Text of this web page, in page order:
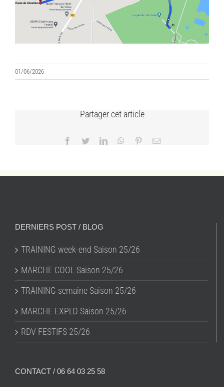
01/06/2026
Partager cet article
Facebook
TwitterLinkedInWhatsApp
PinterestEmail
DERNIERS POST / BLOG
TRAINING week-end Saison 25/26
MARCHE COOL Saison 25/26
TRAINING semaine Saison 25/26
MARCHE EXPLO Saison 25/26
RDV FESTIFS 25/26
CONTACT / 06 64 03 25 58